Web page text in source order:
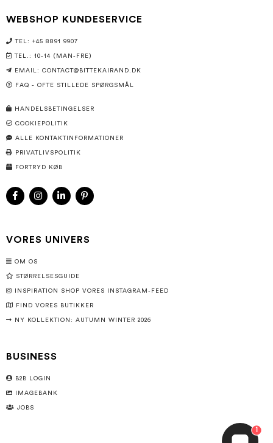
WEBSHOP KUNDESERVICE
TEL: +45 8891 9907
TEL.: 10-14 (MAN-FRE)
EMAIL: CONTACT@BITTEKAIRAND.DK
FAQ - OFTE STILLEDE SPØRGSMÅL
HANDELSBETINGELSER
COOKIEPOLITIK
ALLE KONTAKTINFORMATIONER
PRIVATLIVSPOLITIK
FORTRYD KØB
VORES UNIVERS
OM OS
STØRRELSESGUIDE
INSPIRATION SHOP VORES INSTAGRAM-FEED
FIND VORES BUTIKKER
NY KOLLEKTION: AUTUMN WINTER 2026
BUSINESS
B2B LOGIN
IMAGEBANK
JOBS
1